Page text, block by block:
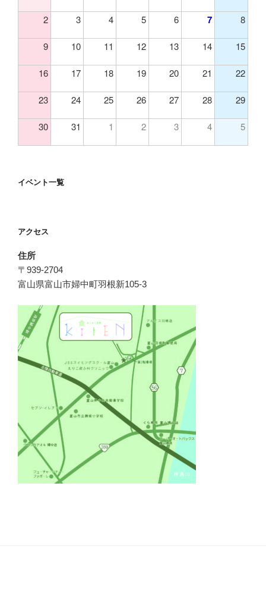
2 3 4 5 6 7 8
9 10 11 12 13 14 15
16 17 18 19 20 21 22
23 24 25 26 27 28 29
30 31 1 2 3 4 5
イベント一覧
アクセス
住所
〒939-2704
富山県富山市婦中町羽根新105-3